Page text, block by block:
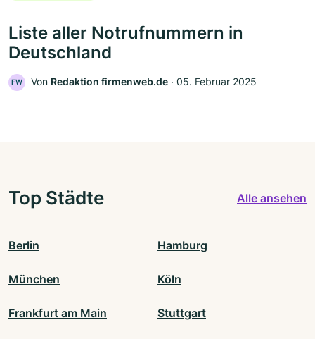
Liste aller Notrufnummern in
Deutschland
FW Von Redaktion firmenweb.de ‧ 05. Februar 2025
Top Städte Alle ansehen
Berlin Hamburg
München Köln
Frankfurt am Main Stuttgart